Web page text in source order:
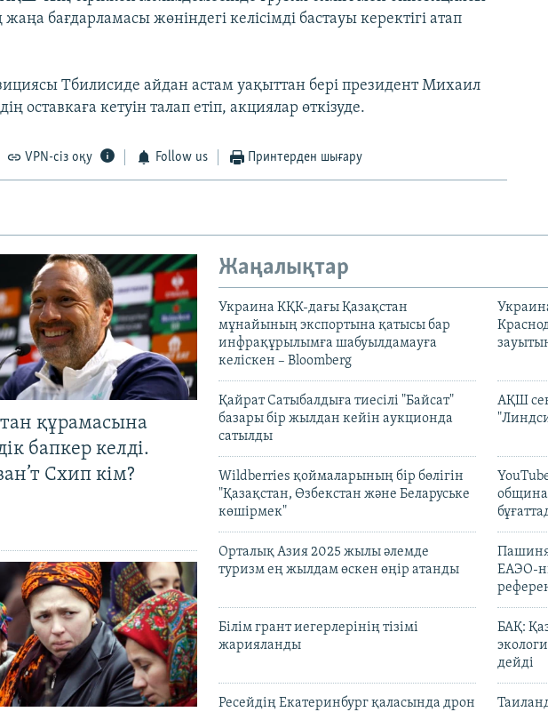
бағдарламасы жөніндегі келісімді бастауы керектігі атап
Тбилисиде айдан астам уақыттан бері президент Михаил
оставкаға кетуін талап етіп, акциялар өткізуде.
VPN-сіз оқу Follow us Принтерден шығару
құрамасына
бапкер келді.
Схип кім?
Жаңалықтар
Украина КҚК-дағы Қазақстан
мұнайының экспортына қатысы бар
инфрақұрылымға шабуылдамауға
келіскен – Bloomberg
Қайрат Сатыбалдыға тиесілі "Байсат"
базары бір жылдан кейін аукционда
сатылды
АҚШ
Wildberries қоймаларының бір бөлігін
"Қазақстан, Өзбекстан және Беларуське
көшірмек"
Орталық Азия 2025 жылы әлемде
туризм ең жылдам өскен өңір атанды
ЕАЭО-
Білім грант иегерлерінің тізімі
жарияланды
БАҚ:
дейді
Ресейдің Екатеринбург қаласында дрон